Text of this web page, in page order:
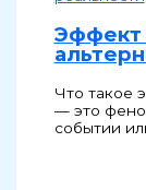
Что такое
— это
событии